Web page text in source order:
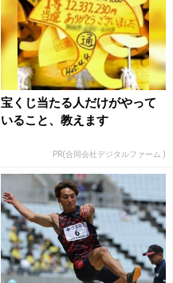
宝くじ当たる人だけがやって
いること、教えます
PR(合同会社デジタルファーム )